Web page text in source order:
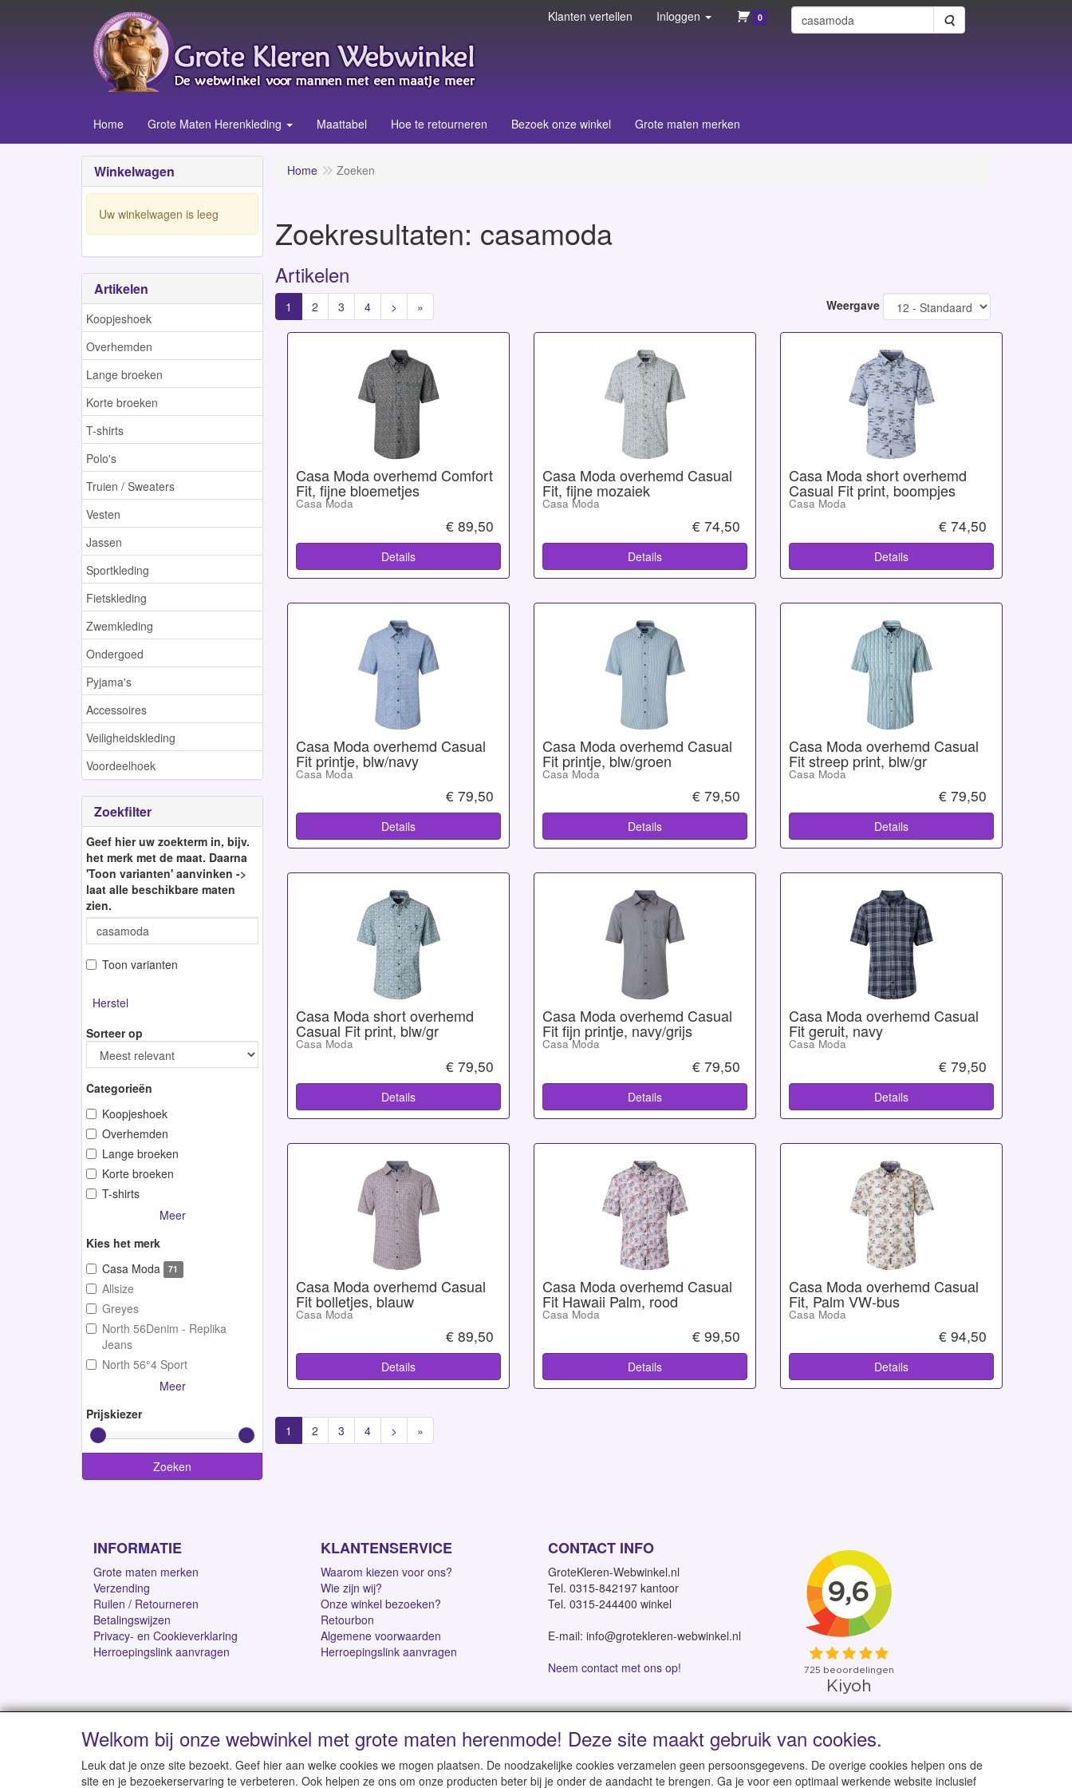
Klanten vertellen Inloggen 0 Zoeken
Home Grote Maten Herenkleding Maattabel Hoe te retourneren Bezoek onze winkel Grote maten merken
Winkelwagen
Uw winkelwagen is leeg
Artikelen
Koopjeshoek
Overhemden
Lange broeken
Korte broeken
T-shirts
Polo's
Truien / Sweaters
Vesten
Jassen
Sportkleding
Fietskleding
Zwemkleding
Ondergoed
Pyjama's
Accessoires
Veiligheidskleding
Voordeelhoek
Zoekfilter
Geef hier uw zoekterm in, bijv.
het merk met de maat. Daarna
'Toon varianten' aanvinken ->
laat alle beschikbare maten
zien.
Toon varianten
Herstel
Sorteer op
Categorieën
Koopjeshoek
Overhemden
Lange broeken
Korte broeken
T-shirts
Meer
Kies het merk
Casa Moda
71
Allsize
Greyes
North 56Denim - Replika
Jeans
North 56°4 Sport
Meer
Prijskiezer
Zoeken
Home Zoeken
Zoekresultaten: casamoda
Artikelen
1 2 3 4 > » Weergave
Casa Moda overhemd Comfort
Fit, fijne bloemetjes
Casa Moda
€ 89,50
Details
Casa Moda overhemd Casual
Fit, fijne mozaiek
Casa Moda
€ 74,50
Details
Casa Moda short overhemd
Casual Fit print, boompjes
Casa Moda
€ 74,50
Details
Casa Moda overhemd Casual
Fit printje, blw/navy
Casa Moda
€ 79,50
Details
Casa Moda overhemd Casual
Fit printje, blw/groen
Casa Moda
€ 79,50
Details
Casa Moda overhemd Casual
Fit streep print, blw/gr
Casa Moda
€ 79,50
Details
Casa Moda short overhemd
Casual Fit print, blw/gr
Casa Moda
€ 79,50
Details
Casa Moda overhemd Casual
Fit fijn printje, navy/grijs
Casa Moda
€ 79,50
Details
Casa Moda overhemd Casual
Fit geruit, navy
Casa Moda
€ 79,50
Details
Casa Moda overhemd Casual
Fit bolletjes, blauw
Casa Moda
€ 89,50
Details
Casa Moda overhemd Casual
Fit Hawaii Palm, rood
Casa Moda
€ 99,50
Details
Casa Moda overhemd Casual
Fit, Palm VW-bus
Casa Moda
€ 94,50
Details
1 2 3 4 > »
INFORMATIE
Grote maten merken
Verzending
Ruilen / Retourneren
Betalingswijzen
Privacy- en Cookieverklaring
Herroepingslink aanvragen
KLANTENSERVICE
Waarom kiezen voor ons?
Wie zijn wij?
Onze winkel bezoeken?
Retourbon
Algemene voorwaarden
Herroepingslink aanvragen
CONTACT INFO
GroteKleren-Webwinkel.nl
Tel. 0315-842197 kantoor
Tel. 0315-244400 winkel
E-mail: info@grotekleren-webwinkel.nl
Neem contact met ons op!
Levertijd 1-2 werkdagen | Vanaf € 95 gratis verzending binnen NL | Direct leverbaar uit eigen voorraad
Welkom bij onze webwinkel met grote maten herenmode! Deze site maakt gebruik van cookies.
Leuk dat je onze site bezoekt. Geef hier aan welke cookies we mogen plaatsen. De noodzakelijke cookies verzamelen geen persoonsgegevens. De overige cookies helpen ons de
site en je bezoekerservaring te verbeteren. Ook helpen ze ons om onze producten beter bij je onder de aandacht te brengen. Ga je voor een optimaal werkende website inclusief